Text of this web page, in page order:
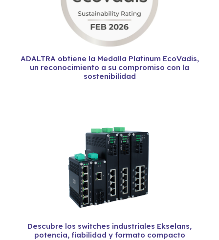
ADALTRA obtiene la Medalla Platinum EcoVadis,
un reconocimiento a su compromiso con la
sostenibilidad
Descubre los switches industriales Ekselans,
potencia, fiabilidad y formato compacto